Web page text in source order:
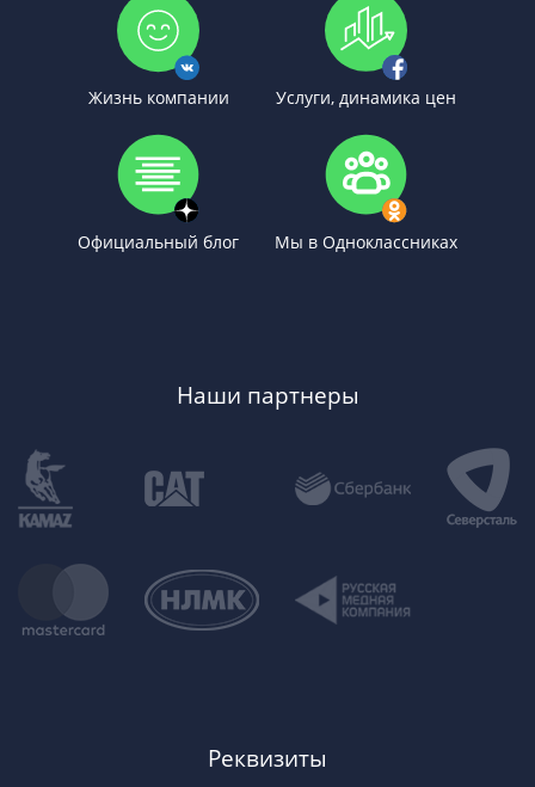
Жизнь компании Услуги, динамика цен
Официальный блог Мы в Одноклассниках
Наши партнеры
Реквизиты